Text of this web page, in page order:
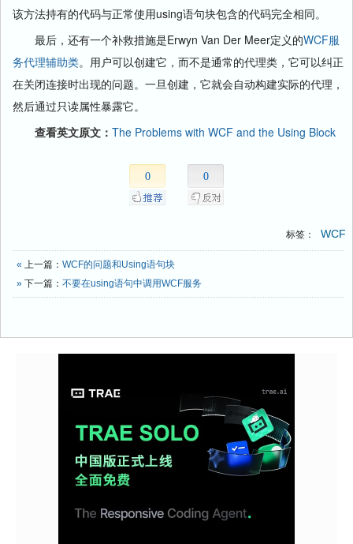
该方法持有的代码与正常使用using语句块包含的代码完全相同。
最后，还有一个补救措施是Erwyn Van Der Meer定义的WCF服
务代理辅助类。用户可以创建它，而不是通常的代理类，它可以纠正
在关闭连接时出现的问题。一旦创建，它就会自动构建实际的代理，
然后通过只读属性暴露它。
查看英文原文： The Problems with WCF and the Using Block
0 0
标签： WCF
« 上一篇： WCF的问题和Using语句块
» 下一篇： 不要在using语句中调用WCF服务